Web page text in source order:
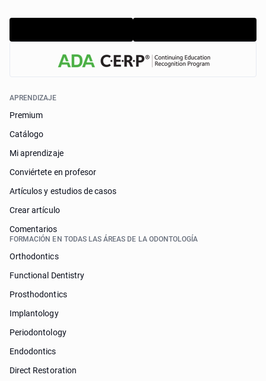
APRENDIZAJE
Premium
Catálogo
Mi aprendizaje
Conviértete en profesor
Artículos y estudios de casos
Crear artículo
Comentarios
FORMACIÓN EN TODAS LAS ÁREAS DE LA ODONTOLOGÍA
Orthodontics
Functional Dentistry
Prosthodontics
Implantology
Periodontology
Endodontics
Direct Restoration